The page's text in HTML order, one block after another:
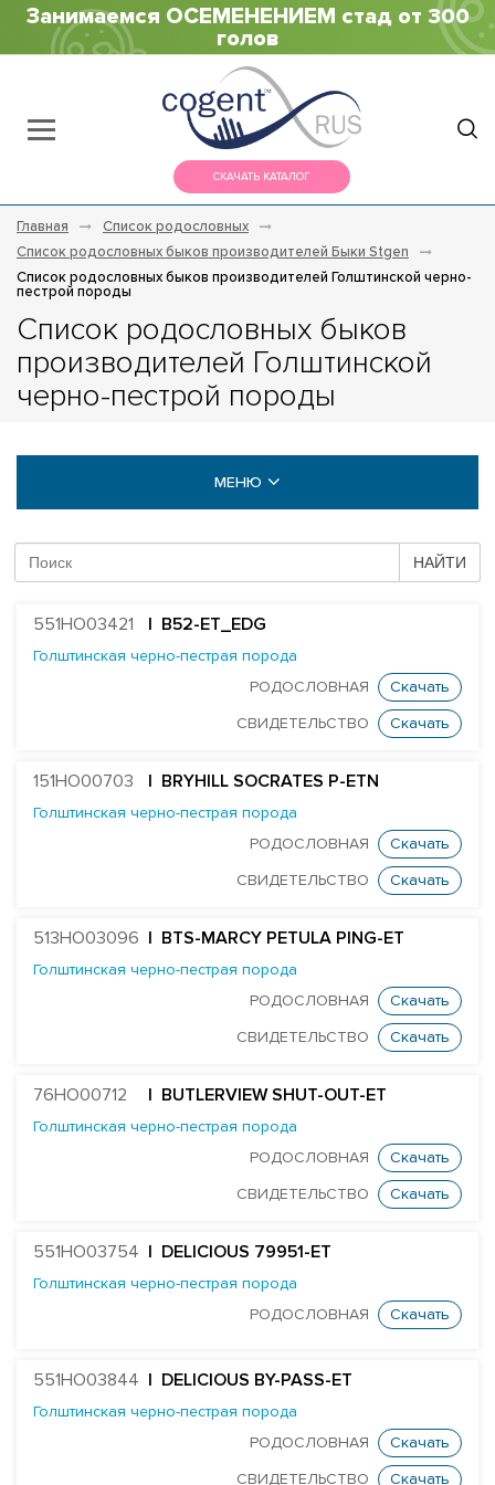
Занимаемся ОСЕМЕНЕНИЕМ стад от 300
голов
СКАЧАТЬ КАТАЛОГ
Главная
Список родословных
Список родословных быков производителей Быки Stgen
Список родословных быков производителей Голштинской черно-
пестрой породы
Список родословных быков
производителей Голштинской
черно-пестрой породы
МЕНЮ
Абердин-ангусская порода
Голштинская красно-пестрая порода
Farnear Mega-Man 119-ET
Mr Mega-Dare 54596-ET
Our-Favorite author
B52-ET_EDG
НАЙТИ
551HO03421 | B52-ET_EDG
Голштинская черно-пестрая порода
РОДОСЛОВНАЯ
Скачать
СВИДЕТЕЛЬСТВО Скачать
151HO00703 | BRYHILL SOCRATES P-ETN
Голштинская черно-пестрая порода
РОДОСЛОВНАЯ
Скачать
СВИДЕТЕЛЬСТВО Скачать
513HO03096 | BTS-MARCY PETULA PING-ET
Голштинская черно-пестрая порода
РОДОСЛОВНАЯ
Скачать
СВИДЕТЕЛЬСТВО Скачать
76HO00712 | BUTLERVIEW SHUT-OUT-ET
Голштинская черно-пестрая порода
РОДОСЛОВНАЯ
Скачать
СВИДЕТЕЛЬСТВО Скачать
551HO03754 | DELICIOUS 79951-ET
Голштинская черно-пестрая порода
РОДОСЛОВНАЯ
Скачать
551HO03844 | DELICIOUS BY-PASS-ET
Голштинская черно-пестрая порода
РОДОСЛОВНАЯ
Скачать
СВИДЕТЕЛЬСТВО Скачать